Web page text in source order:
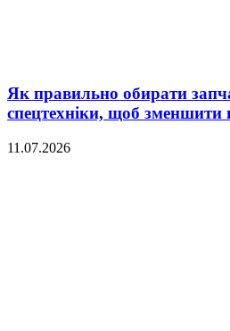
Як правильно обирати
спецтехніки, щоб зменшити
11.07.2026